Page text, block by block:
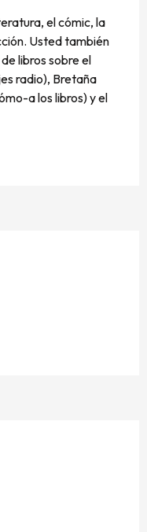
el cómic, la
Usted también
libros sobre el
radio), Bretaña
a los libros) y el